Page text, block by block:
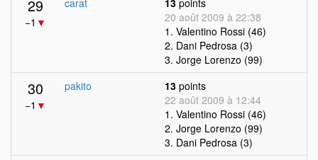
29
−1 ▼
carat 13 points
20 août 2009 à 22:38
1. Valentino Rossi (46)
2. Dani Pedrosa (3)
3. Jorge Lorenzo (99)
30
−1 ▼
pakito 13 points
22 août 2009 à 12:44
1. Valentino Rossi (46)
2. Jorge Lorenzo (99)
3. Dani Pedrosa (3)